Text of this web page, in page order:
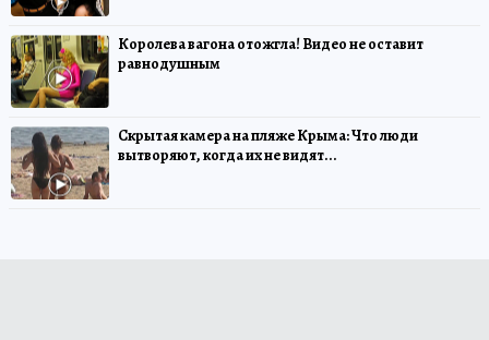
Королева вагона отожгла! Видео не оставит
равнодушным
Скрытая камера на пляже Крыма: Что люди
вытворяют, когда их не видят...